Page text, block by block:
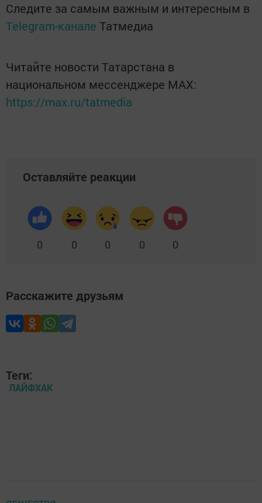
Следите за самым важным и интересным в
Telegram-канале Татмедиа
Читайте новости Татарстана в
национальном мессенджере MАХ:
https://max.ru/tatmedia
Оставляйте реакции
0 0 0 0 0
Расскажите друзьям
Теги:
ЛАЙФХАК